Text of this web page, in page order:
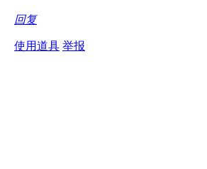
回复
使用道具 举报